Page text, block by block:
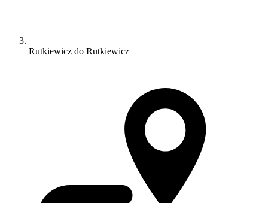
Rutkiewicz do Rutkiewicz